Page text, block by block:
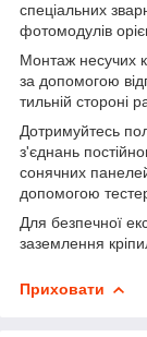
спеціальних
фотомодулів
Монтаж несучих
за допомогою
тильній стороні
Дотримуйтесь
з'єднань
сонячних
допомогою
Для безпечної
заземлення
Приховати